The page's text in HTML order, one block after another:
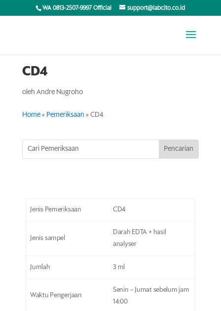
WA 0813-2507-9997 Official support@labcito.co.id
CD4
oleh Andre Nugroho
Home» Pemeriksaan » CD4
Jenis Pemeriksaan CD4
Jenis sampel
Darah EDTA + hasil
analyser
Jumlah 3 ml
Waktu Pengerjaan
Senin – Jumat sebelum jam
14:00